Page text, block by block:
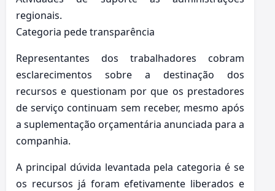
regionais.
Categoria pede transparência
Representantes dos trabalhadores cobram
esclarecimentos sobre a destinação dos
recursos e questionam por que os prestadores
de serviço continuam sem receber, mesmo após
a suplementação orçamentária anunciada para a
companhia.
A principal dúvida levantada pela categoria é se
os recursos já foram efetivamente liberados e